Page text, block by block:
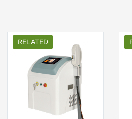
RELATED